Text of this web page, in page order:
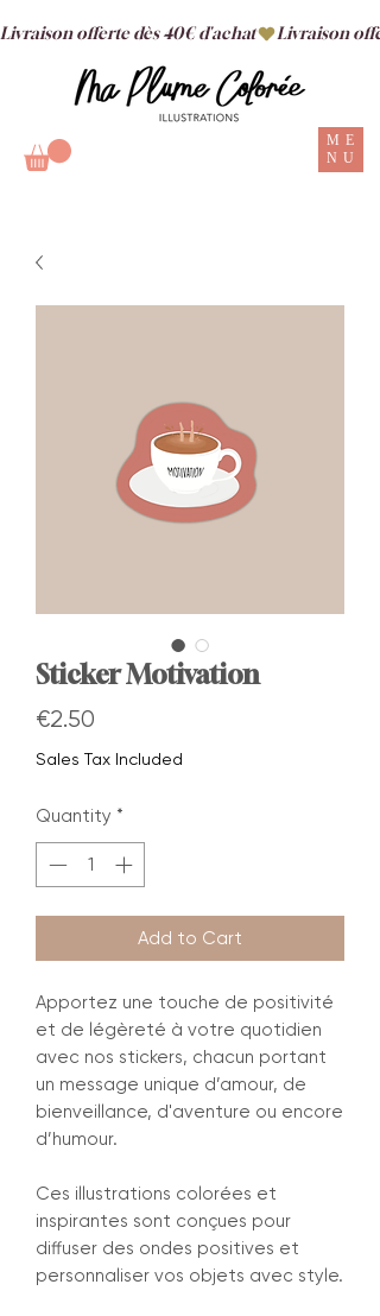
ME
NU
Livraison offerte dès 40€ d'achat
Sticker Motivation
€2.50
Sales Tax Included
Quantity *
Add to Cart
Apportez une touche de positivité
et de légèreté à votre quotidien
avec nos stickers, chacun portant
un message unique d’amour, de
bienveillance, d'aventure ou encore
d’humour.
Ces illustrations colorées et
inspirantes sont conçues pour
diffuser des ondes positives et
personnaliser vos objets avec style.